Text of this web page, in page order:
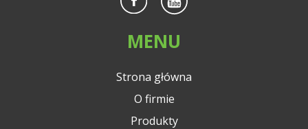
MENU
Strona główna
O firmie
Produkty